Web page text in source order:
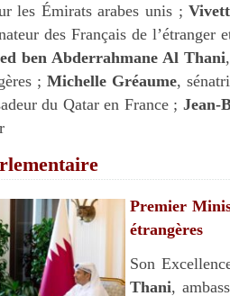
les Émirats arabes unis ;
des Français de l’étranger
ben Abderrahmane Al Thani
; Michelle Gréaume,
du Qatar en France ; Jean-
Premier
étrangères
Son
Thani,